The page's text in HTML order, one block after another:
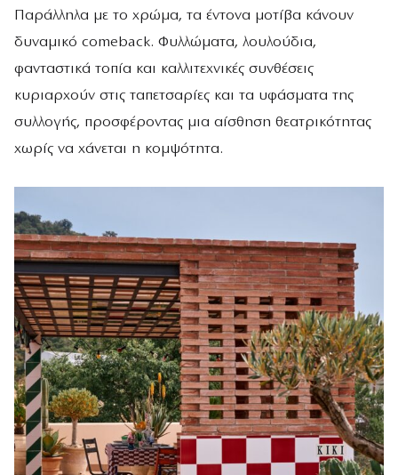
Παράλληλα με το χρώμα, τα έντονα μοτίβα κάνουν
δυναμικό comeback. Φυλλώματα, λουλούδια,
φανταστικά τοπία και καλλιτεχνικές συνθέσεις
κυριαρχούν στις ταπετσαρίες και τα υφάσματα της
συλλογής, προσφέροντας μια αίσθηση θεατρικότητας
χωρίς να χάνεται η κομψότητα.